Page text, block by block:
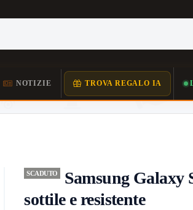
NOTIZIE TROVA REGALO IA
SCADUTO
Samsung Galaxy
sottile e resistente